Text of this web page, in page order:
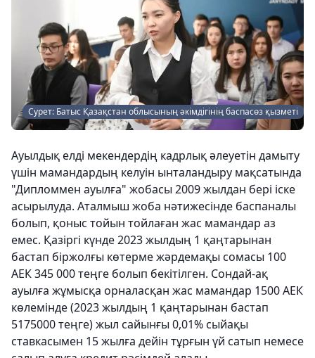
Сурет: Батыс Қазақстан облысының әкімдігінің баспасөз қызметі
Ауылдық елді мекендердің кадрлық әлеуетін дамыту
үшін мамандардың келуін ынталандыру мақсатында
"Дипломмен ауылға" жобасы 2009 жылдан бері іске
асырылуда. Аталмыш жоба нәтижесінде баспаналы
болып, қоныс тойын тойлаған жас мамандар аз
емес. Қазіргі күнде 2023 жылдың 1 қаңтарынан
бастап біржолғы көтерме жәрдемақы сомасы 100
АЕК 345 000 теңге болып бекітілген. Сондай-ақ
ауылға жұмысқа орналасқан жас мамандар 1500 АЕК
көлемінде (2023 жылдың 1 қаңтарынан бастап
5175000 теңге) жыл сайынғы 0,01% сыйақы
ставкасымен 15 жылға дейін тұрғын үй сатып немесе